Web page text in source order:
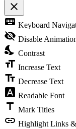
close
Toggle
the
visibility
of
Accessibility
Toolbar
keyboard Keyboard
visibility_off Disable
nights_stay Contrast
format_size Increase Text
text_fields Decrease Text
font_download Readable Font
title Mark Titles
link Highlight Links